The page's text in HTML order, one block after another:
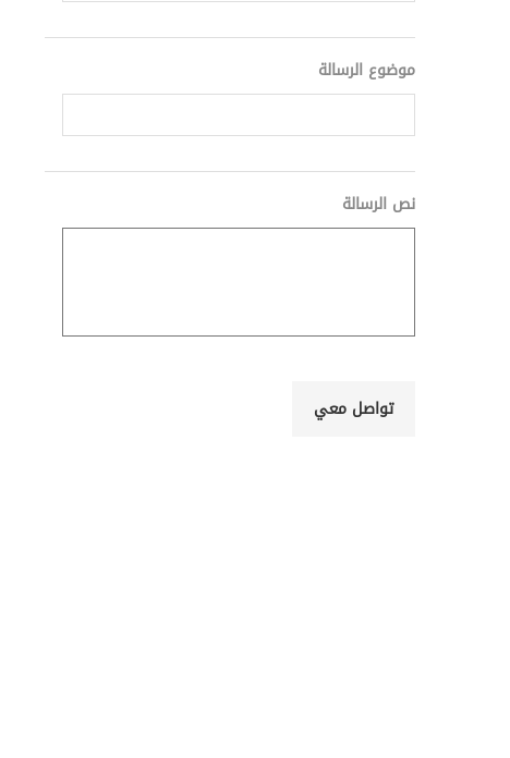
موضوع الرسالة
نص الرسالة